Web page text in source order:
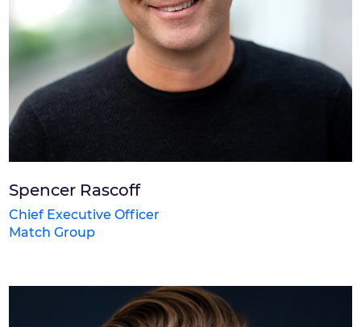
Spencer Rascoff
Chief Executive Officer
Match Group